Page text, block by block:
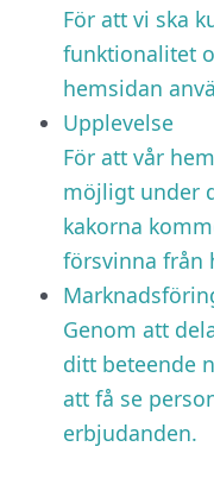
För att vi ska
funktionalitet
hemsidan
Upplevelse
För att vår
möjligt under
kakorna
försvinna från
Genom att
ditt beteende
att få se
erbjudanden.